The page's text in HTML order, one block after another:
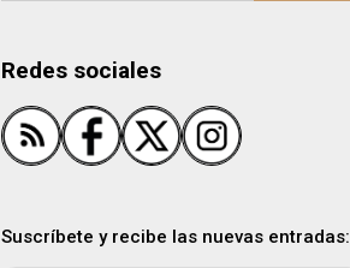
Redes sociales
Suscríbete y recibe las nuevas entradas: